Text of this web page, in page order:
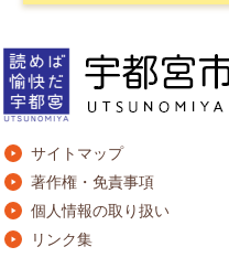
サイトマップ
著作権・免責事項
個人情報の取り扱い
リンク集